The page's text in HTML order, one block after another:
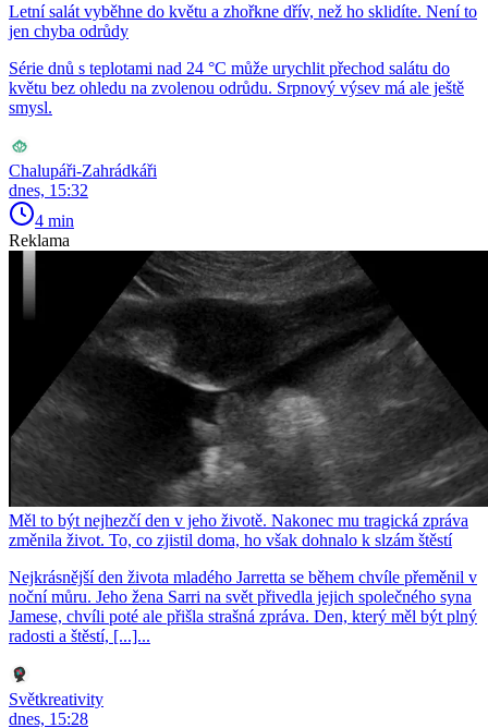
Letní salát vyběhne do květu a zhořkne dřív, než ho sklidíte. Není to
jen chyba odrůdy
Série dnů s teplotami nad 24 °C může urychlit přechod salátu do
květu bez ohledu na zvolenou odrůdu. Srpnový výsev má ale ještě
smysl.
Chalupáři-Zahrádkáři
dnes, 15:32
4 min
Reklama
Měl to být nejhezčí den v jeho životě. Nakonec mu tragická zpráva
změnila život. To, co zjistil doma, ho však dohnalo k slzám štěstí
Nejkrásnější den života mladého Jarretta se během chvíle přeměnil v
noční můru. Jeho žena Sarri na svět přivedla jejich společného syna
Jamese, chvíli poté ale přišla strašná zpráva. Den, který měl být plný
radosti a štěstí, [...]...
Světkreativity
dnes, 15:28